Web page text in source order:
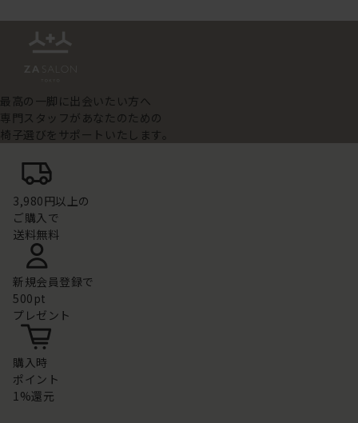
最高の一脚に出会いたい方へ
専門スタッフがあなたのための
椅子選びをサポートいたします。
3,980円以上の
ご購入で
送料無料
新規会員登録で
500pt
プレゼント
購入時
ポイント
1%還元